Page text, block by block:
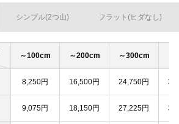
シンプル(2つ山) フラット(ヒダなし)
～100cm ～200cm ～300cm
8,250円 16,500円 24,750円
9,075円 18,150円 27,225円